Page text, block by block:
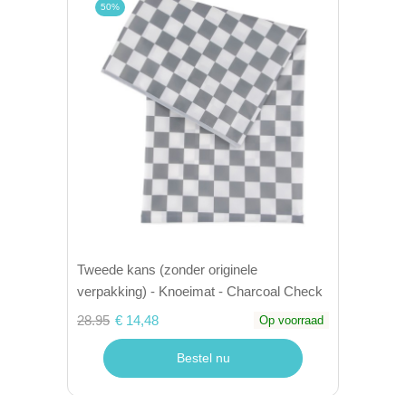
50%
Tweede kans (zonder originele
verpakking) - Knoeimat - Charcoal Check
28.95 € 14,48 Op voorraad
Bestel nu